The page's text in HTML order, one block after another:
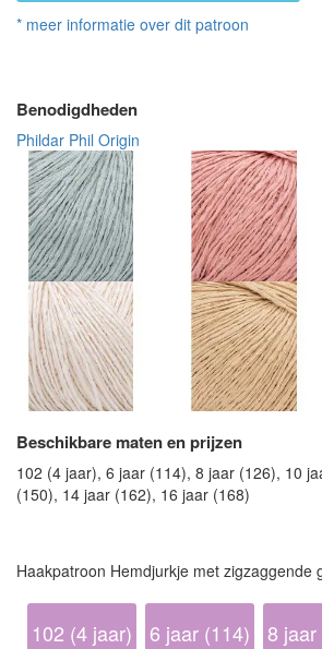
* meer informatie over dit patroon
Benodigdheden
Phildar Phil Origin
Beschikbare maten en prijzen
102 (4 jaar), 6 jaar (114), 8 jaar (126), 10
(150), 14 jaar (162), 16 jaar (168)
Haakpatroon Hemdjurkje met zigzaggende
102 (4 jaar) 6 jaar (114) 8 jaar